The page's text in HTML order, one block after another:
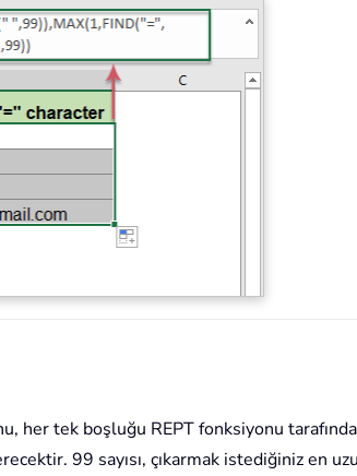
her tek boşluğu REPT fonksiyonu
99 sayısı, çıkarmak istediğiniz en